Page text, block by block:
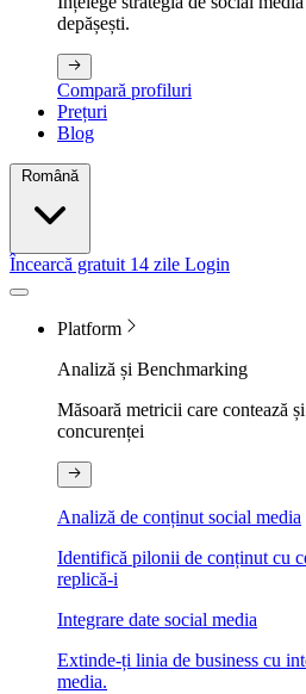
depășești.
Compară profiluri
Prețuri
Blog
Română
Încearcă gratuit 14 zile Login
Platform
Analiză și Benchmarking
Măsoară metricii care contează
concurenței
Analiză de conținut social media
Identifică pilonii de conținut cu
replică-i
Integrare date social media
Extinde-ți linia de business cu
media.